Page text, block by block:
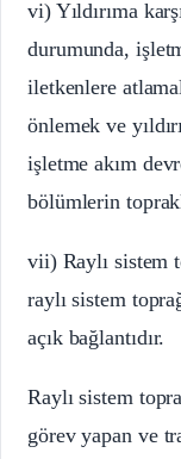
vi) Yıldırıma
durumunda,
iletkenlere
önlemek ve
işletme akım
bölümlerin
vii) Raylı sistem
raylı sistem
açık bağlantıdır.
Raylı sistem
görev yapan ve